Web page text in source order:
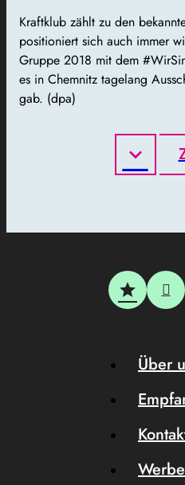
Kraftklub zählt zu den
positioniert sich auch immer
Gruppe 2018 mit dem
es in Chemnitz tagelang
gab. (dpa)
Über